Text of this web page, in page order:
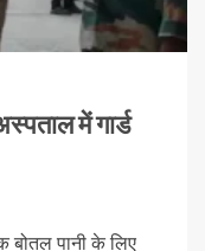
में गार्ड
बोतल पानी के लिए